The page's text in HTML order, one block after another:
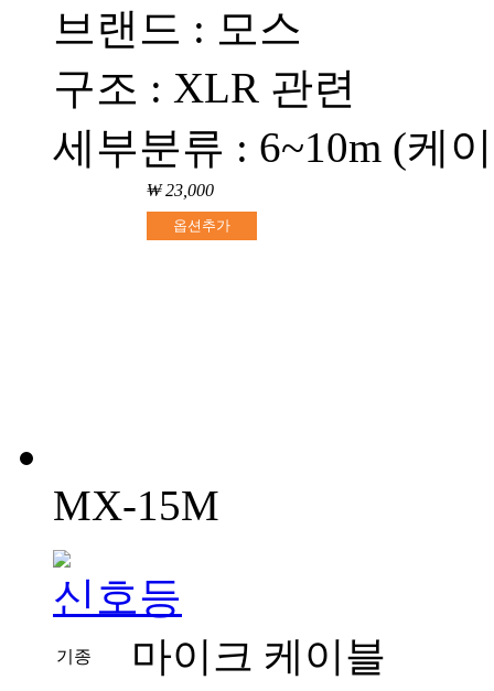
브랜드 : 모스
구조 : XLR 관련
세부분류 : 6~10m (케
₩ 23,000
옵션추가
MX-15M
기종 마이크 케이블